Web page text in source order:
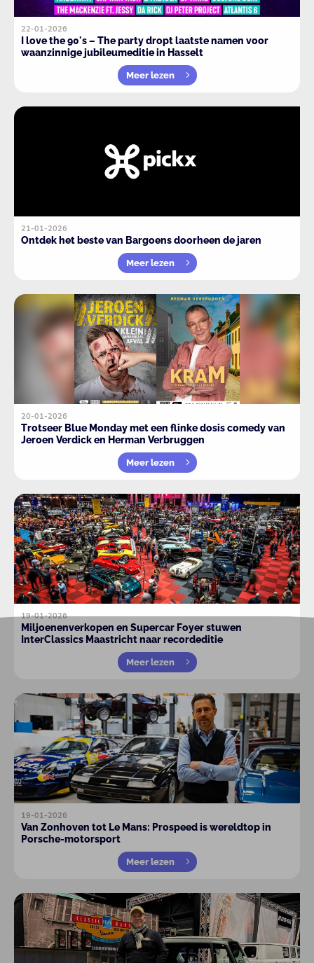
22-01-2026
I love the 90's – The party dropt laatste namen voor
waanzinnige jubileumeditie in Hasselt
Meer lezen
21-01-2026
Ontdek het beste van Bargoens doorheen de jaren
Meer lezen
20-01-2026
Trotseer Blue Monday met een flinke dosis comedy van
Jeroen Verdick en Herman Verbruggen
Meer lezen
19-01-2026
Miljoenenverkopen en Supercar Foyer stuwen
InterClassics Maastricht naar recordeditie
Meer lezen
19-01-2026
Van Zonhoven tot Le Mans: Prospeed is wereldtop in
Porsche-motorsport
Meer lezen